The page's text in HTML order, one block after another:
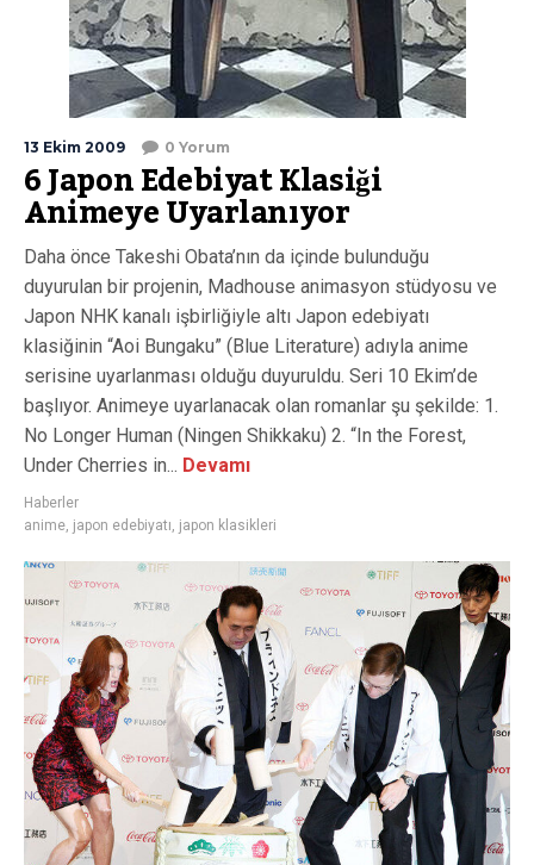
13 Ekim 2009 0 Yorum
6 Japon Edebiyat Klasiği
Animeye Uyarlanıyor
Daha önce Takeshi Obata’nın da içinde bulunduğu
duyurulan bir projenin, Madhouse animasyon stüdyosu ve
Japon NHK kanalı işbirliğiyle altı Japon edebiyatı
klasiğinin “Aoi Bungaku” (Blue Literature) adıyla anime
serisine uyarlanması olduğu duyuruldu. Seri 10 Ekim’de
başlıyor. Animeye uyarlanacak olan romanlar şu şekilde: 1.
No Longer Human (Ningen Shikkaku) 2. “In the Forest,
Under Cherries in... Devamı
Haberler
anime, japon edebiyatı, japon klasikleri